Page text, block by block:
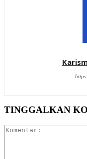
TINGGALKAN